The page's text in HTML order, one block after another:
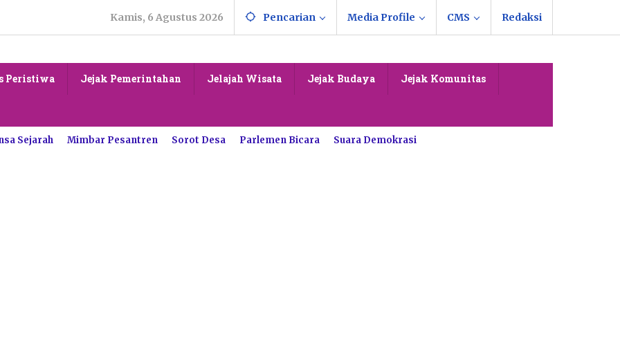
Kamis, 6 Agustus 2026 Pencarian Media Profile CMS Redaksi
Peristiwa Jejak Pemerintahan Jelajah Wisata Jejak Budaya Jejak Komunitas
Sejarah Mimbar Pesantren Sorot Desa Parlemen Bicara Suara Demokrasi